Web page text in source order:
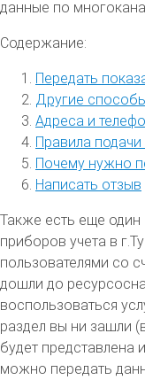
данные по
Содержание:
Передать
Другие
Адреса и
Правила
Почему нужно
Написать отзыв
Также есть еще один
приборов учета в
пользователями со
дошли до
воспользоваться
раздел вы ни зашли
будет
можно передать